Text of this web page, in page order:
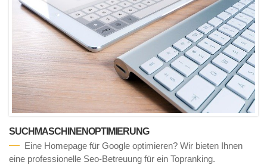
SUCHMASCHINENOPTIMIERUNG
Eine Homepage für Google optimieren? Wir bieten Ihnen
eine professionelle Seo-Betreuung für ein Topranking.